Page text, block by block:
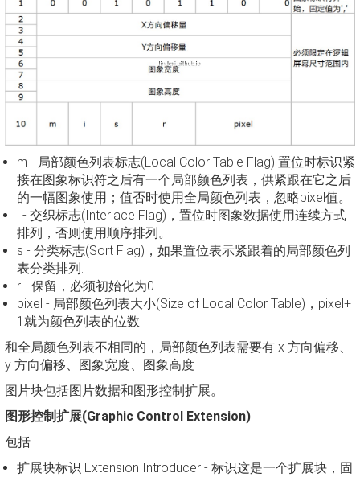
m - 局部颜色列表标志(Local Color Table Flag) 置位时标识紧
接在图象标识符之后有一个局部颜色列表，供紧跟在它之后
的一幅图象使用；值否时使用全局颜色列表，忽略pixel值。
i - 交织标志(Interlace Flag)，置位时图象数据使用连续方式
排列，否则使用顺序排列。
s - 分类标志(Sort Flag)，如果置位表示紧跟着的局部颜色列
表分类排列.
r - 保留，必须初始化为0.
pixel - 局部颜色列表大小(Size of Local Color Table)，pixel+
1就为颜色列表的位数
和全局颜色列表不相同的，局部颜色列表需要有 x 方向偏移、
y 方向偏移、图象宽度、图象高度
图片块包括图片数据和图形控制扩展。
图形控制扩展(Graphic Control Extension)
包括
扩展块标识 Extension Introducer - 标识这是一个扩展块，固